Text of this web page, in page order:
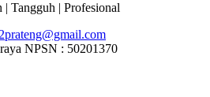
Tangguh | Profesional
NPSN : 50201370